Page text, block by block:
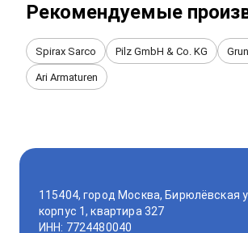
Рекомендуемые
Spirax Sarco Pilz GmbH & Co. KG
Ari Armaturen
115404, город Москва, Бирюлёвская
корпус 1, квартира 327
ИНН: 7724480040